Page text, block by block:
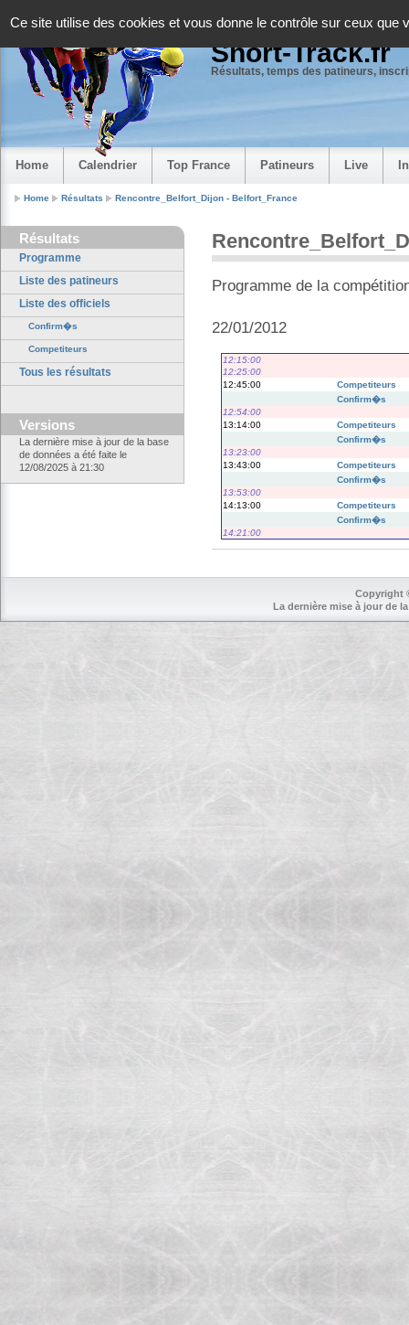
Ce site utilise des cookies et vous donne le contrôle sur ceux que
Short-Track.fr
Résultats, temps des patineurs,
Home Calendrier Top France Patineurs Live
Home Résultats Rencontre_Belfort_Dijon - Belfort_France
Résultats
Programme
Liste des patineurs
Liste des officiels
Confirm�s
Competiteurs
Tous les résultats
Versions
La dernière mise à jour de la base
de données a été faite le
12/08/2025 à 21:30
Programme de la
22/01/2012
12:15:00
12:25:00
12:45:00
Competiteurs
Confirm�s
12:54:00
13:14:00
Competiteurs
Confirm�s
13:23:00
13:43:00
Competiteurs
Confirm�s
13:53:00
14:13:00
Competiteurs
Confirm�s
14:21:00
Copyright
La dernière mise à jour de